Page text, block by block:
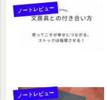
ノートレビュー
ノートレビュー